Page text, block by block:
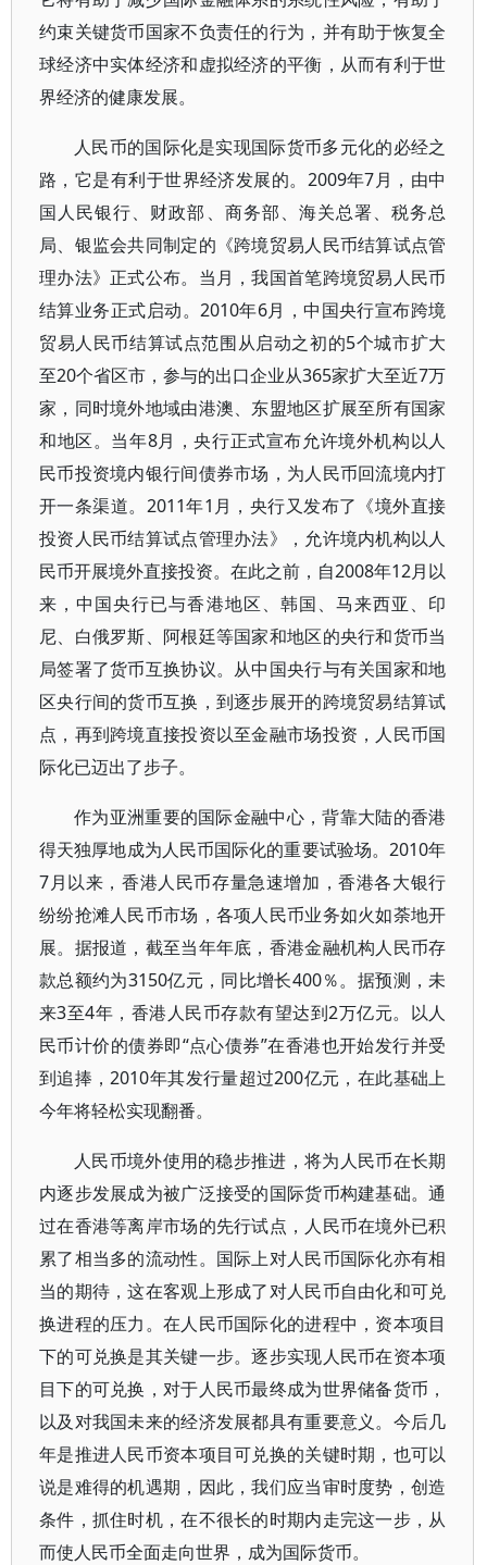
约束关键货币国家不负责任的行为，并有助于恢复全
球经济中实体经济和虚拟经济的平衡，从而有利于世
界经济的健康发展。
人民币的国际化是实现国际货币多元化的必经之
路，它是有利于世界经济发展的。2009年7月，由中
国人民银行、财政部、商务部、海关总署、税务总
局、银监会共同制定的《跨境贸易人民币结算试点管
理办法》正式公布。当月，我国首笔跨境贸易人民币
结算业务正式启动。2010年6月，中国央行宣布跨境
贸易人民币结算试点范围从启动之初的5个城市扩大
至20个省区市，参与的出口企业从365家扩大至近7万
家，同时境外地域由港澳、东盟地区扩展至所有国家
和地区。当年8月，央行正式宣布允许境外机构以人
民币投资境内银行间债券市场，为人民币回流境内打
开一条渠道。2011年1月，央行又发布了《境外直接
投资人民币结算试点管理办法》，允许境内机构以人
民币开展境外直接投资。在此之前，自2008年12月以
来，中国央行已与香港地区、韩国、马来西亚、印
尼、白俄罗斯、阿根廷等国家和地区的央行和货币当
局签署了货币互换协议。从中国央行与有关国家和地
区央行间的货币互换，到逐步展开的跨境贸易结算试
点，再到跨境直接投资以至金融市场投资，人民币国
际化已迈出了步子。
作为亚洲重要的国际金融中心，背靠大陆的香港
得天独厚地成为人民币国际化的重要试验场。2010年
7月以来，香港人民币存量急速增加，香港各大银行
纷纷抢滩人民币市场，各项人民币业务如火如荼地开
展。据报道，截至当年年底，香港金融机构人民币存
款总额约为3150亿元，同比增长400％。据预测，未
来3至4年，香港人民币存款有望达到2万亿元。以人
民币计价的债券即“点心债券”在香港也开始发行并受
到追捧，2010年其发行量超过200亿元，在此基础上
今年将轻松实现翻番。
人民币境外使用的稳步推进，将为人民币在长期
内逐步发展成为被广泛接受的国际货币构建基础。通
过在香港等离岸市场的先行试点，人民币在境外已积
累了相当多的流动性。国际上对人民币国际化亦有相
当的期待，这在客观上形成了对人民币自由化和可兑
换进程的压力。在人民币国际化的进程中，资本项目
下的可兑换是其关键一步。逐步实现人民币在资本项
目下的可兑换，对于人民币最终成为世界储备货币，
以及对我国未来的经济发展都具有重要意义。今后几
年是推进人民币资本项目可兑换的关键时期，也可以
说是难得的机遇期，因此，我们应当审时度势，创造
条件，抓住时机，在不很长的时期内走完这一步，从
而使人民币全面走向世界，成为国际货币。